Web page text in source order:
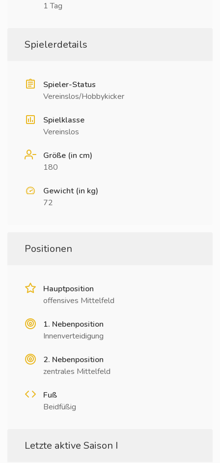
1 Tag
Spielerdetails
Spieler-Status
Vereinslos/Hobbykicker
Spielklasse
Vereinslos
Größe (in cm)
180
Gewicht (in kg)
72
Positionen
Hauptposition
offensives Mittelfeld
1. Nebenposition
Innenverteidigung
2. Nebenposition
zentrales Mittelfeld
Fuß
Beidfüßig
Letzte aktive Saison I